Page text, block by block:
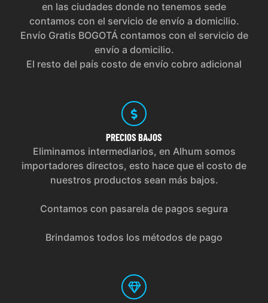
en las ciudades donde no tenemos sede
contamos con el servicio de envío a domicilio.
Envío Gratis BOGOTÁ contamos con el servicio de
envío a domicilio.
El resto del país costo de envío cobro adicional
PRECIOS BAJOS
Eliminamos intermediarios, en Alhum somos
importadores directos, esto hace que el costo de
nuestros productos sean más bajos.
Contamos con pasarela de pagos segura
Brindamos todos los métodos de pago